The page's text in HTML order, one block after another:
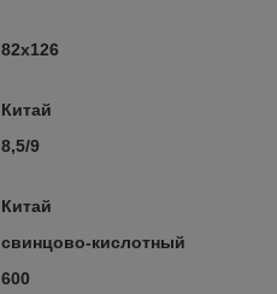
82х126
Китай
8,5/9
Китай
свинцово-кислотный
600